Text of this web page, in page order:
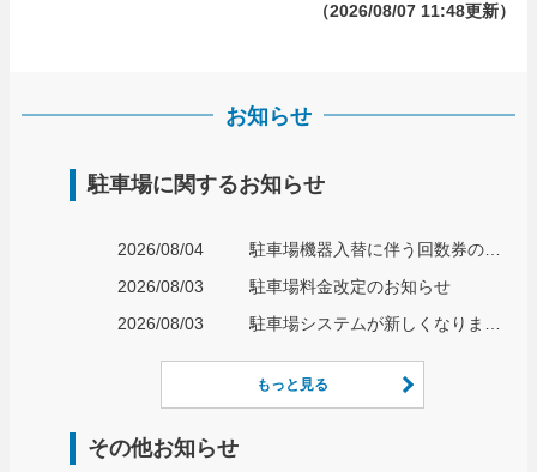
（2026/08/07 11:48更新）
お知らせ
駐車場に関するお知らせ
2026/08/04
2026/08/03
駐車場料金改定のお知らせ
2026/08/03
もっと見る
その他お知らせ